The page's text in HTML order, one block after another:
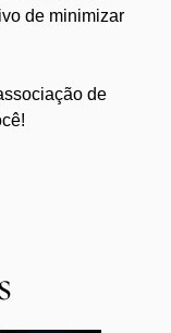
de minimizar
de